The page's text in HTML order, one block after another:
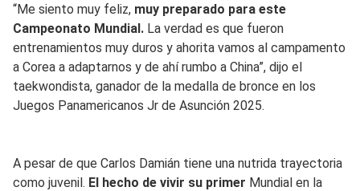
“Me siento muy feliz, muy preparado para este
Campeonato Mundial. La verdad es que fueron
entrenamientos muy duros y ahorita vamos al campamento
a Corea a adaptarnos y de ahí rumbo a China”, dijo el
taekwondista, ganador de la medalla de bronce en los
Juegos Panamericanos Jr de Asunción 2025.
A pesar de que Carlos Damián tiene una nutrida trayectoria
como juvenil. El hecho de vivir su primer Mundial en la